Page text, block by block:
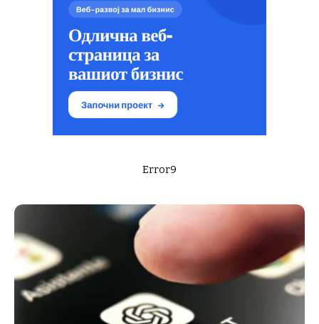
Error9